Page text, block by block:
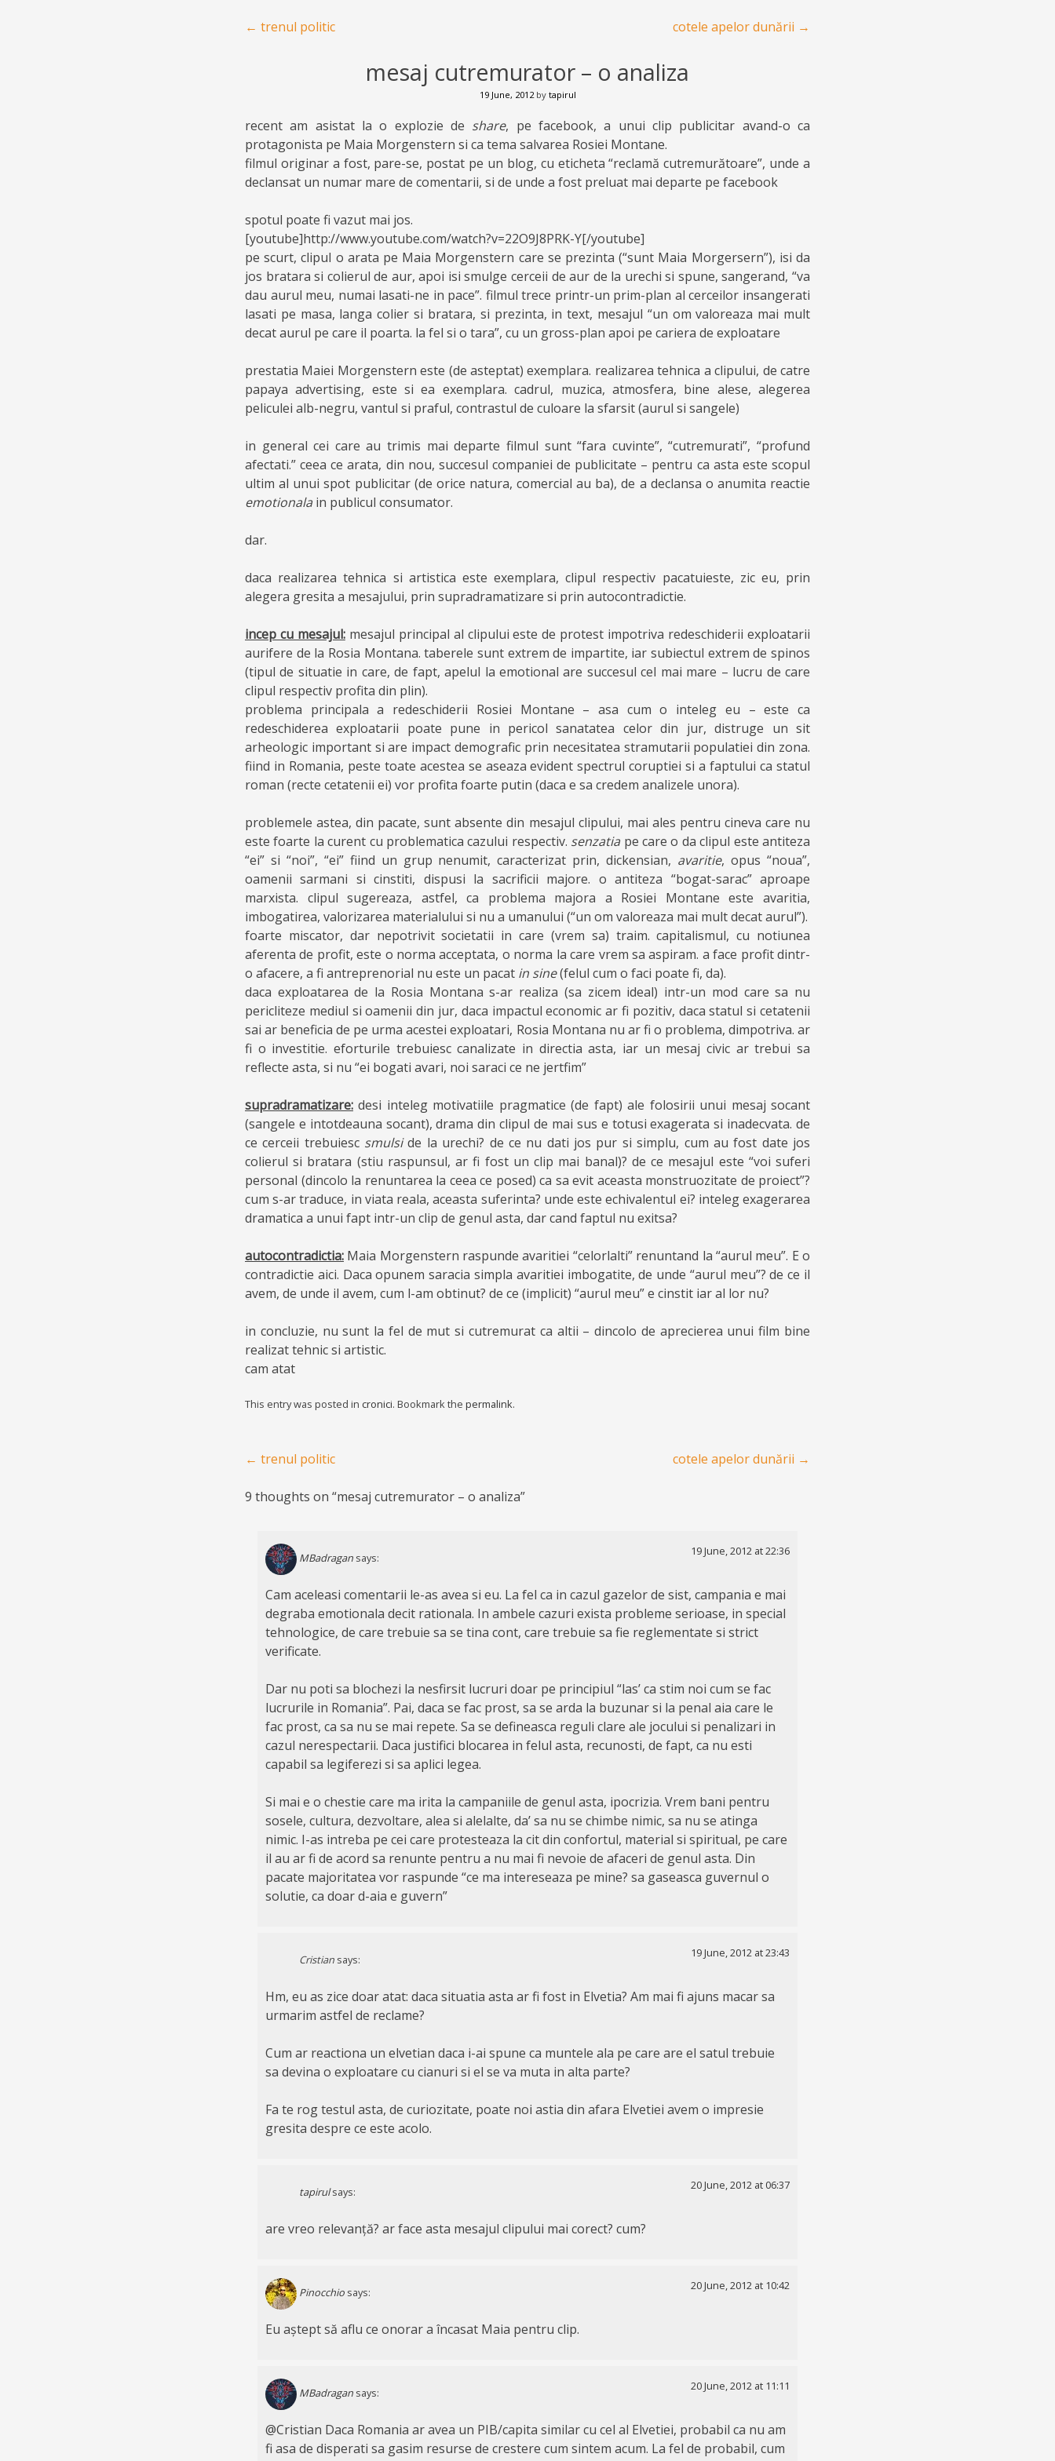
Post navigation
← trenul politic cotele apelor dunării →
mesaj cutremurator – o analiza
19 June, 2012by tapirul
recent am asistat la o explozie de share, pe facebook, a unui clip publicitar avand-o ca
protagonista pe Maia Morgenstern si ca tema salvarea Rosiei Montane.
filmul originar a fost, pare-se, postat pe un blog, cu eticheta “reclamă cutremurătoare”, unde a
declansat un numar mare de comentarii, si de unde a fost preluat mai departe pe facebook
spotul poate fi vazut mai jos.
[youtube]http://www.youtube.com/watch?v=22O9J8PRK-Y[/youtube]
pe scurt, clipul o arata pe Maia Morgenstern care se prezinta (“sunt Maia Morgersern”), isi da
jos bratara si colierul de aur, apoi isi smulge cerceii de aur de la urechi si spune, sangerand, “va
dau aurul meu, numai lasati-ne in pace”. filmul trece printr-un prim-plan al cerceilor insangerati
lasati pe masa, langa colier si bratara, si prezinta, in text, mesajul “un om valoreaza mai mult
decat aurul pe care il poarta. la fel si o tara”, cu un gross-plan apoi pe cariera de exploatare
prestatia Maiei Morgenstern este (de asteptat) exemplara. realizarea tehnica a clipului, de catre
papaya advertising, este si ea exemplara. cadrul, muzica, atmosfera, bine alese, alegerea
peliculei alb-negru, vantul si praful, contrastul de culoare la sfarsit (aurul si sangele)
in general cei care au trimis mai departe filmul sunt “fara cuvinte”, “cutremurati”, “profund
afectati.” ceea ce arata, din nou, succesul companiei de publicitate – pentru ca asta este scopul
ultim al unui spot publicitar (de orice natura, comercial au ba), de a declansa o anumita reactie
emotionala in publicul consumator.
dar.
daca realizarea tehnica si artistica este exemplara, clipul respectiv pacatuieste, zic eu, prin
alegera gresita a mesajului, prin supradramatizare si prin autocontradictie.
incep cu mesajul:mesajul principal al clipului este de protest impotriva redeschiderii exploatarii
aurifere de la Rosia Montana. taberele sunt extrem de impartite, iar subiectul extrem de spinos
(tipul de situatie in care, de fapt, apelul la emotional are succesul cel mai mare – lucru de care
clipul respectiv profita din plin).
problema principala a redeschiderii Rosiei Montane – asa cum o inteleg eu – este ca
redeschiderea exploatarii poate pune in pericol sanatatea celor din jur, distruge un sit
arheologic important si are impact demografic prin necesitatea stramutarii populatiei din zona.
fiind in Romania, peste toate acestea se aseaza evident spectrul coruptiei si a faptului ca statul
roman (recte cetatenii ei) vor profita foarte putin (daca e sa credem analizele unora).
problemele astea, din pacate, sunt absente din mesajul clipului, mai ales pentru cineva care nu
este foarte la curent cu problematica cazului respectiv. senzatia pe care o da clipul este antiteza
“ei” si “noi”, “ei” fiind un grup nenumit, caracterizat prin, dickensian, avaritie, opus “noua”,
oamenii sarmani si cinstiti, dispusi la sacrificii majore. o antiteza “bogat-sarac” aproape
marxista. clipul sugereaza, astfel, ca problema majora a Rosiei Montane este avaritia,
imbogatirea, valorizarea materialului si nu a umanului (“un om valoreaza mai mult decat aurul”).
foarte miscator, dar nepotrivit societatii in care (vrem sa) traim. capitalismul, cu notiunea
aferenta de profit, este o norma acceptata, o norma la care vrem sa aspiram. a face profit dintr-
o afacere, a fi antreprenorial nu este un pacat in sine(felul cum o faci poate fi, da).
daca exploatarea de la Rosia Montana s-ar realiza (sa zicem ideal) intr-un mod care sa nu
pericliteze mediul si oamenii din jur, daca impactul economic ar fi pozitiv, daca statul si cetatenii
sai ar beneficia de pe urma acestei exploatari, Rosia Montana nu ar fi o problema, dimpotriva. ar
fi o investitie. eforturile trebuiesc canalizate in directia asta, iar un mesaj civic ar trebui sa
reflecte asta, si nu “ei bogati avari, noi saraci ce ne jertfim”
supradramatizare: desi inteleg motivatiile pragmatice (de fapt) ale folosirii unui mesaj socant
(sangele e intotdeauna socant), drama din clipul de mai sus e totusi exagerata si inadecvata. de
ce cerceii trebuiesc smulside la urechi? de ce nu dati jos pur si simplu, cum au fost date jos
colierul si bratara (stiu raspunsul, ar fi fost un clip mai banal)? de ce mesajul este “voi suferi
personal (dincolo la renuntarea la ceea ce posed) ca sa evit aceasta monstruozitate de proiect”?
cum s-ar traduce, in viata reala, aceasta suferinta? unde este echivalentul ei? inteleg exagerarea
dramatica a unui fapt intr-un clip de genul asta, dar cand faptul nu exitsa?
autocontradictia: Maia Morgenstern raspunde avaritiei “celorlalti” renuntand la “aurul meu”. E o
contradictie aici. Daca opunem saracia simpla avaritiei imbogatite, de unde “aurul meu”? de ce il
avem, de unde il avem, cum l-am obtinut? de ce (implicit) “aurul meu” e cinstit iar al lor nu?
in concluzie, nu sunt la fel de mut si cutremurat ca altii – dincolo de aprecierea unui film bine
realizat tehnic si artistic.
cam atat
This entry was posted in cronici. Bookmark the permalink.
Post navigation
← trenul politic cotele apelor dunării →
9 thoughts on “mesaj cutremurator – o analiza”
MBadragan says:
19 June, 2012 at 22:36
Cam aceleasi comentarii le-as avea si eu. La fel ca in cazul gazelor de sist, campania e mai
degraba emotionala decit rationala. In ambele cazuri exista probleme serioase, in special
tehnologice, de care trebuie sa se tina cont, care trebuie sa fie reglementate si strict
verificate.
Dar nu poti sa blochezi la nesfirsit lucruri doar pe principiul “las’ ca stim noi cum se fac
lucrurile in Romania”. Pai, daca se fac prost, sa se arda la buzunar si la penal aia care le
fac prost, ca sa nu se mai repete. Sa se defineasca reguli clare ale jocului si penalizari in
cazul nerespectarii. Daca justifici blocarea in felul asta, recunosti, de fapt, ca nu esti
capabil sa legiferezi si sa aplici legea.
Si mai e o chestie care ma irita la campaniile de genul asta, ipocrizia. Vrem bani pentru
sosele, cultura, dezvoltare, alea si alelalte, da’ sa nu se chimbe nimic, sa nu se atinga
nimic. I-as intreba pe cei care protesteaza la cit din confortul, material si spiritual, pe care
il au ar fi de acord sa renunte pentru a nu mai fi nevoie de afaceri de genul asta. Din
pacate majoritatea vor raspunde “ce ma intereseaza pe mine? sa gaseasca guvernul o
solutie, ca doar d-aia e guvern”
Cristian says:
19 June, 2012 at 23:43
Hm, eu as zice doar atat: daca situatia asta ar fi fost in Elvetia? Am mai fi ajuns macar sa
urmarim astfel de reclame?
Cum ar reactiona un elvetian daca i-ai spune ca muntele ala pe care are el satul trebuie
sa devina o exploatare cu cianuri si el se va muta in alta parte?
Fa te rog testul asta, de curiozitate, poate noi astia din afara Elvetiei avem o impresie
gresita despre ce este acolo.
tapirul says:
20 June, 2012 at 06:37
are vreo relevanță? ar face asta mesajul clipului mai corect? cum?
Pinocchio says:
20 June, 2012 at 10:42
Eu aștept să aflu ce onorar a încasat Maia pentru clip.
MBadragan says:
20 June, 2012 at 11:11
@Cristian Daca Romania ar avea un PIB/capita similar cu cel al Elvetiei, probabil ca nu am
fi asa de disperati sa gasim resurse de crestere cum sintem acum. La fel de probabil, cum